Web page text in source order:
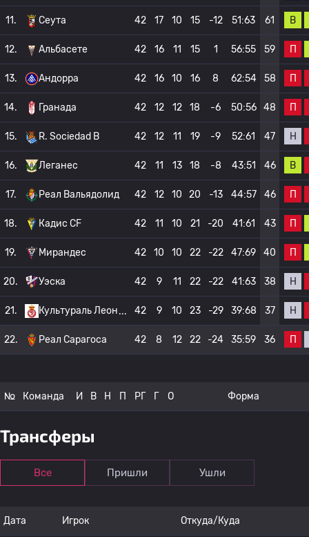
11. Сеута 42 17 10 15 -12 51:63 61 В
12. Альбасете 42 16 11 15 1 56:55 59 П
13. Андорра 42 16 10 16 8 62:54 58 П
14. Гранада 42 12 12 18 -6 50:56 48 П
15. R. Sociedad B 42 12 11 19 -9 52:61 47 Н
16. Леганес 42 11 13 18 -8 43:51 46 В
17. Реал Вальядолид 42 12 10 20 -13 44:57 46 П
18. Кадис CF 42 11 10 21 -20 41:61 43 П
19. Мирандес 42 10 10 22 -22 47:69 40 П
20. Уэска 42 9 11 22 -22 41:63 38 Н
21. Культураль Леон 42 9 10 23 -29 39:68 37 Н
22. Реал Сарагоса 42 8 12 22 -24 35:59 36 П
№ Команда И В Н П РГ Г О Форма
Трансферы
Все Пришли Ушли
Дата Игрок Откуда/Куда